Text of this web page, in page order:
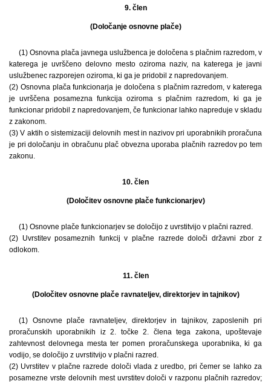
9. člen
(Določanje osnovne plače)
(1) Osnovna plača javnega uslužbenca je določena s plačnim razredom, v
katerega je uvrščeno delovno mesto oziroma naziv, na katerega je javni
uslužbenec razporejen oziroma, ki ga je pridobil z napredovanjem.
(2) Osnovna plača funkcionarja je določena s plačnim razredom, v katerega
je uvrščena posamezna funkcija oziroma s plačnim razredom, ki ga je
funkcionar pridobil z napredovanjem, če funkcionar lahko napreduje v skladu
z zakonom.
(3) V aktih o sistemizaciji delovnih mest in nazivov pri uporabnikih proračuna
je pri določanju in obračunu plač obvezna uporaba plačnih razredov po tem
zakonu.
10. člen
(Določitev osnovne plače funkcionarjev)
(1) Osnovne plače funkcionarjev se določijo z uvrstitvijo v plačni razred.
(2) Uvrstitev posameznih funkcij v plačne razrede določi državni zbor z
odlokom.
11. člen
(Določitev osnovne plače ravnateljev, direktorjev in tajnikov)
(1) Osnovne plače ravnateljev, direktorjev in tajnikov, zaposlenih pri
proračunskih uporabnikih iz 2. točke 2. člena tega zakona, upoštevaje
zahtevnost delovnega mesta ter pomen proračunskega uporabnika, ki ga
vodijo, se določijo z uvrstitvijo v plačni razred.
(2) Uvrstitev v plačne razrede določi vlada z uredbo, pri čemer se lahko za
posamezne vrste delovnih mest uvrstitev določi v razponu plačnih razredov;